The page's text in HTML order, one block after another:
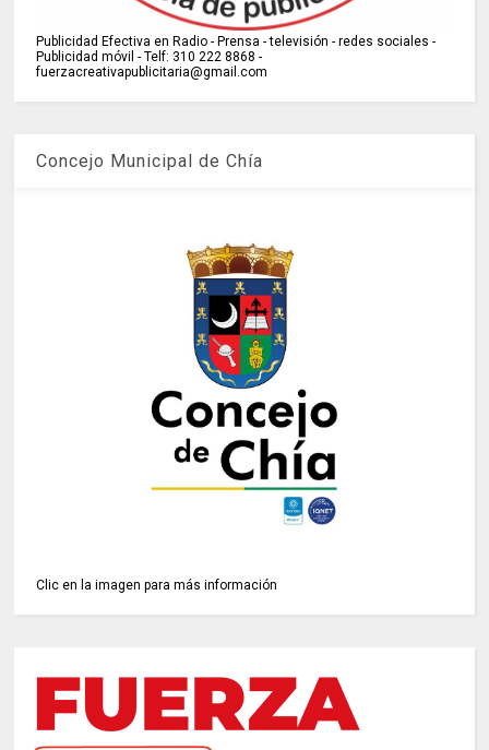
Publicidad Efectiva en Radio - Prensa - televisión - redes sociales -
Publicidad móvil - Telf: 310 222 8868 -
fuerzacreativapublicitaria@gmail.com
Concejo Municipal de Chía
Clic en la imagen para más información